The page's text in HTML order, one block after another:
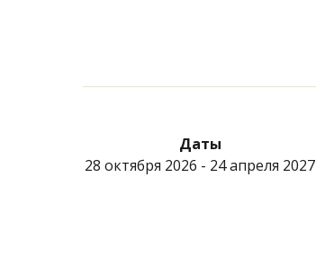
Даты
28 октября 2026 - 24 апреля 2027